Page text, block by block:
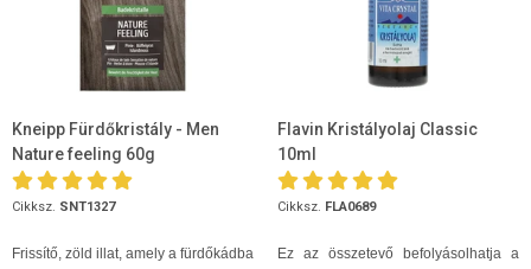
Kneipp Fürdőkristály - Men
Nature feeling 60g
Cikksz. SNT1327
Frissítő, zöld illat, amely a fürdőkádba
Flavin Kristályolaj Classic
10ml
Cikksz. FLA0689
Ez az összetevő befolyásolhatja a